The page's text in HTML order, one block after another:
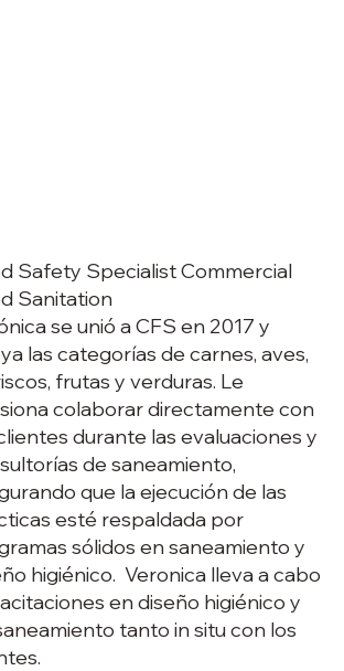
Safety Specialist​ Commercial
Sanitation
se unió a CFS en 2017 y
las categorías de carnes, aves,
frutas y verduras. Le
colaborar directamente con
durante las evaluaciones y
de saneamiento,
que la ejecución de las
esté respaldada por
sólidos en saneamiento y
higiénico. Veronica lleva a cabo
en diseño higiénico y
tanto in situ con los